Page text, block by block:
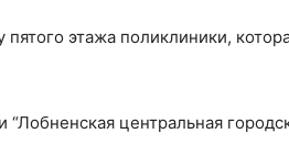
этажа поликлиники,
центральная